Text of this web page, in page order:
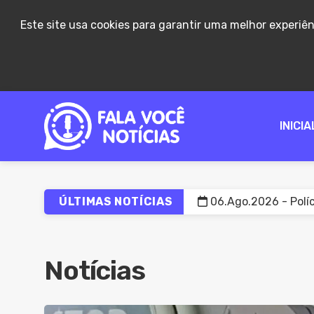
Este site usa cookies para garantir uma melhor
ÚLTIMAS NOTÍCIAS
06.Ago.2026 -
06.Ago.2026 -
06.Ago.2026 -
06.Ago.2026 -
Notícias